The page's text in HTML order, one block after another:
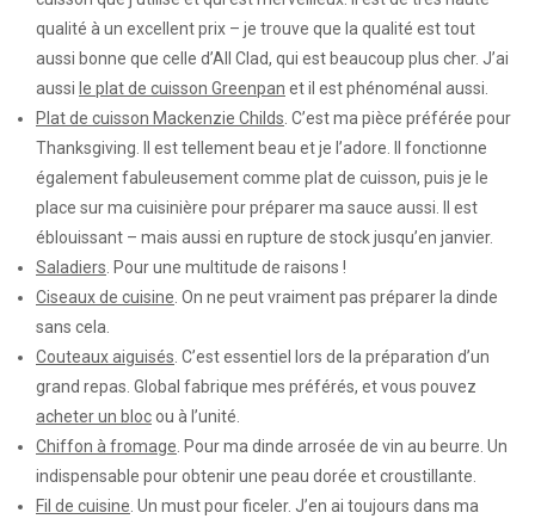
qualité à un excellent prix – je trouve que la qualité est tout
aussi bonne que celle d’All Clad, qui est beaucoup plus cher. J’ai
aussi le plat de cuisson Greenpan et il est phénoménal aussi.
Plat de cuisson Mackenzie Childs. C’est ma pièce préférée pour
Thanksgiving. Il est tellement beau et je l’adore. Il fonctionne
également fabuleusement comme plat de cuisson, puis je le
place sur ma cuisinière pour préparer ma sauce aussi. Il est
éblouissant – mais aussi en rupture de stock jusqu’en janvier.
Saladiers. Pour une multitude de raisons !
Ciseaux de cuisine. On ne peut vraiment pas préparer la dinde
sans cela.
Couteaux aiguisés. C’est essentiel lors de la préparation d’un
grand repas. Global fabrique mes préférés, et vous pouvez
acheter un blocou à l’unité.
Chiffon à fromage. Pour ma dinde arrosée de vin au beurre. Un
indispensable pour obtenir une peau dorée et croustillante.
Fil de cuisine. Un must pour ficeler. J’en ai toujours dans ma